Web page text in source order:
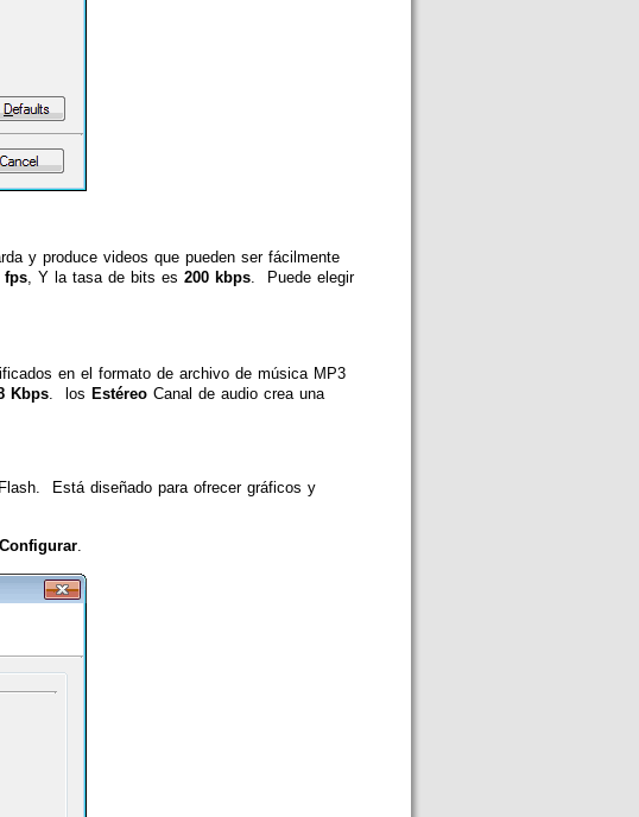
y produce videos que pueden ser fácilmente
fps , Y la tasa de bits es 200 kbps . Puede elegir
en el formato de archivo de música MP3
Kbps . los Estéreo Canal de audio crea una
Está diseñado para ofrecer gráficos y
Configurar